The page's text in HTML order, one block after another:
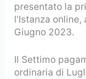
presentato la
l’Istanza
Giugno 2023.
Il Settimo
ordinaria di